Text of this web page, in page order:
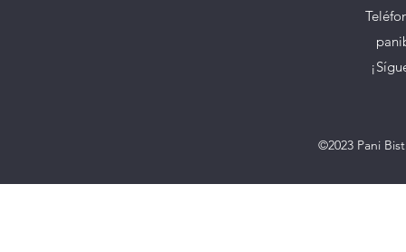
©2023 Pani